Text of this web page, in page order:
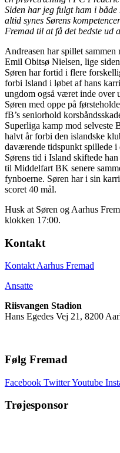
Siden har jeg fulgt ham i
altid synes Sørens
Fremad til at få det bedste ud
Andreasen har spillet
Emil Obitsø Nielsen, lige
Søren har fortid i flere
forbi Island i løbet af hans
ungdom også været inde over
Søren med oppe på
fB’s seniorhold
Superliga kamp mod selveste
halvt år forbi den islandske
daværende tidspunkt spillede
Sørens tid i Island skiftede
til Middelfart BK senere
fynboerne. Søren har i sin
scoret 40 mål.
Husk at Søren og Aarhus
klokken 17:00.
Kontakt
Kontakt Aarhus Fremad
Ansatte
Riisvangen Stadion
Hans Egedes Vej 21, 8200
Følg Fremad
Facebook TwitterYoutube
Trøjesponsor